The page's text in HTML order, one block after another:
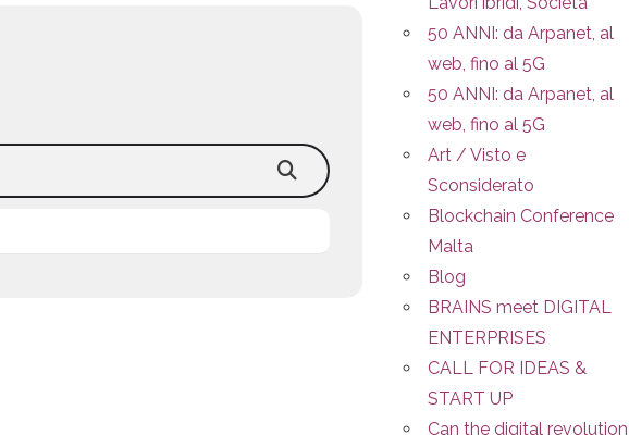
50 ANNI: da Arpanet, al
web, fino al 5G
50 ANNI: da Arpanet, al
web, fino al 5G
Art / Visto e
Sconsiderato
Blockchain Conference
Malta
Blog
BRAINS meet DIGITAL
ENTERPRISES
CALL FOR IDEAS &
START UP
Can the digital revolution